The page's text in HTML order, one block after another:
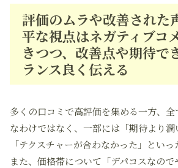
評価のムラや改善された
平な視点はネガティブコ
きつつ、改善点や期待で
ランス良く伝える
多くの口コミで高評価を集める一方、
なわけではなく、一部には「期待より潤
「テクスチャーが合わなかった」といっ
また、価格帯について「デパコスなので